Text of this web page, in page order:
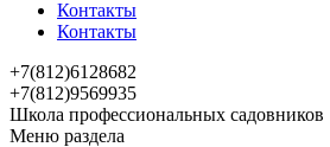
Контакты
Контакты
+7(812)6128682
+7(812)9569935
Школа профессиональных садовников
Меню раздела